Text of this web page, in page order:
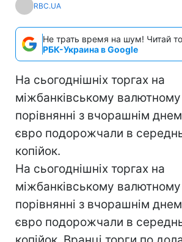
RBC.UA
Не трать время на шум! Читай
РБК-Украина в Google
На сьогоднішніх торгах на
міжбанківському
порівнянні з вчорашнім
євро подорожчали в
копійок.
На сьогоднішніх торгах на
міжбанківському
порівнянні з вчорашнім
євро подорожчали в